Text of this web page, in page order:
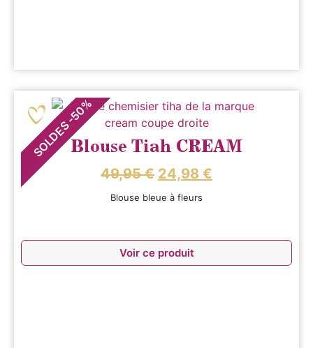
SOLDES
-
50
%
Blouse Tiah CREAM
49,95€ 24,98 €
Blouse bleue à fleurs
Voir ce produit